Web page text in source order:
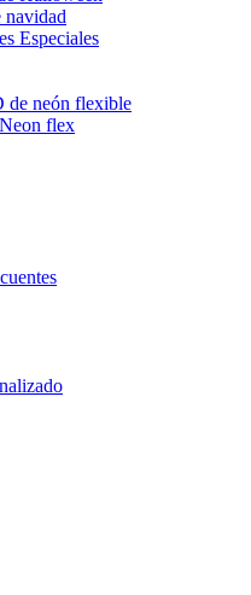
navidad
Especiales
de neón flexible
flex